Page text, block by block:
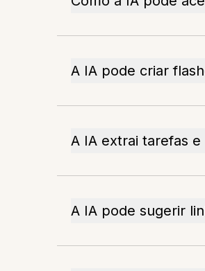
A IA pode criar
A IA extrai tarefas e
A IA pode sugerir